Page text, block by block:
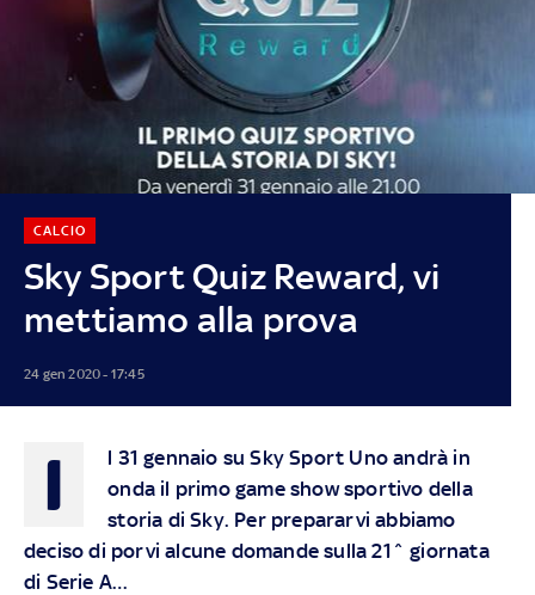
Sky Sport Quiz Reward, vi
mettiamo alla prova
CALCIO
24 gen 2020 - 17:45
I
l 31 gennaio su Sky Sport Uno andrà in
onda il primo game show sportivo della
storia di Sky. Per prepararvi abbiamo
deciso di porvi alcune domande sulla 21^ giornata
di Serie A…